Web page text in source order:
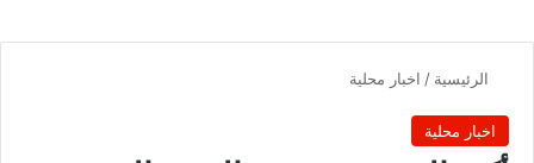
الرئيسية / اخبار محلية
اخبار محلية